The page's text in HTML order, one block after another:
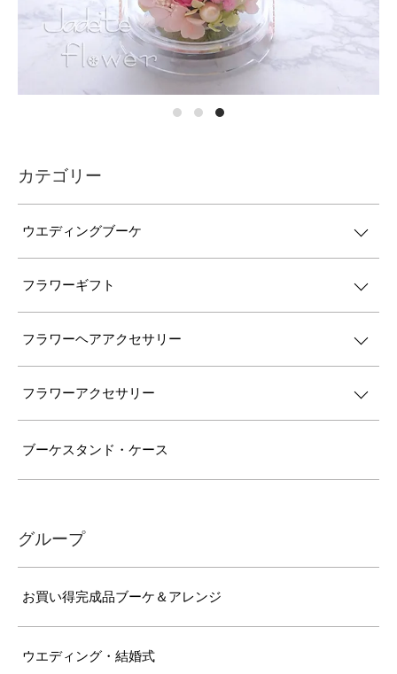
カテゴリー
ウエディングブーケ
フラワーギフト
フラワーヘアアクセサリー
フラワーアクセサリー
ブーケスタンド・ケース
グループ
お買い得完成品ブーケ＆アレンジ
ウエディング・結婚式